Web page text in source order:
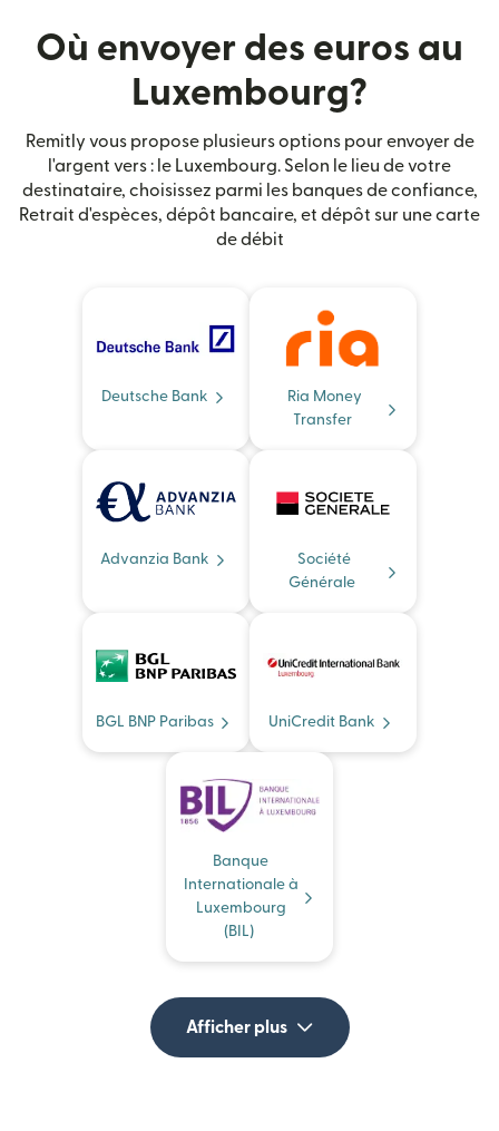
Où envoyer des euros au
Luxembourg?
Remitly vous propose plusieurs options pour envoyer de
l'argent vers : le Luxembourg. Selon le lieu de votre
destinataire, choisissez parmi les banques de confiance,
Retrait d'espèces, dépôt bancaire, et dépôt sur une carte
de débit
Deutsche Bank
Ria Money
Transfer
Advanzia Bank
Société
Générale
BGL BNP Paribas UniCredit Bank
Banque
Internationale à
Luxembourg
(BIL)
Afficher plus